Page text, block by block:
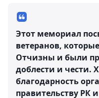
Этот мемориал
ветеранов,
Отчизны и были
доблести и чести.
благодарность
правительству РК